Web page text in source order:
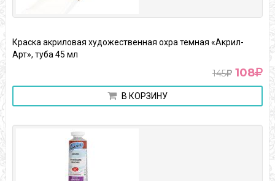
Краска акриловая художественная охра темная «Акрил-
Арт», туба 45 мл
145 108
В КОРЗИНУ